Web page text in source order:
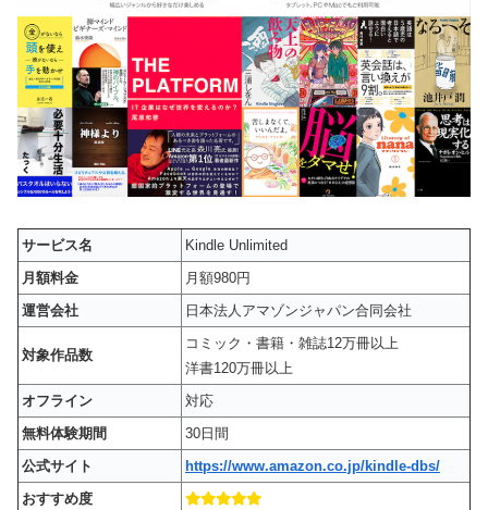
サービス名
Kindle Unlimited
月額料金
月額980円
運営会社
日本法人アマゾンジャパン合同会社
対象作品数
コミック・書籍・雑誌12万冊以上
洋書120万冊以上
オフライン
対応
無料体験期間
30日間
公式サイト
https://www.amazon.co.jp/kindle-dbs/
おすすめ度